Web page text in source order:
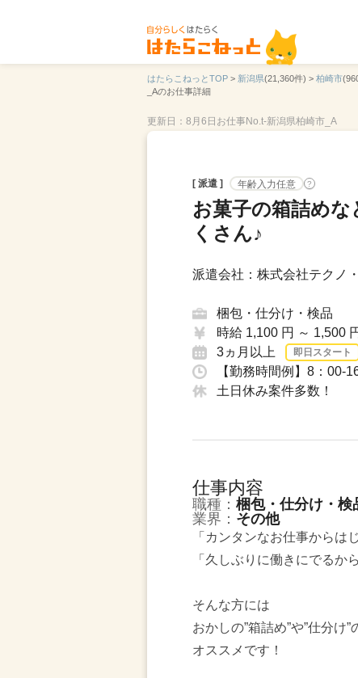
はたらこねっとTOP > 新潟県(21,360件) > 柏崎市
_Aのお仕事詳細
更新日：8月6日 お仕事No.t-新潟県柏崎市_A
[ 派遣 ] 年齢入力任意 ?
お菓子の箱詰め
くさん♪
派遣会社：株式会社テクノ
梱包・仕分け・検品
時給 1,100 円 ～ 1,500
3ヵ月以上 即日スタート
【勤務時間例】8：00-
土日休み案件多数！
仕事内容
職種： 梱包・仕分け・検
業界： その他
「カンタンなお仕事からは
「久しぶりに働きにでるか
そんな方には
おかしの”箱詰め”や”仕分け”
オススメです！